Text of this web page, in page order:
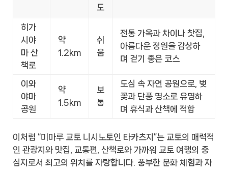
도
히가
시야
마 산
책로
약
1.2km
쉬
움
전통 가옥과 차이나 찻집,
아름다운 정원을 감상하
며 걷기 좋은 코스
이와
야마
공원
약
1.5km
보
통
도심 속 자연 공원으로, 벚
꽃과 단풍 명소로 유명하
며 휴식과 산책에 적합
이처럼 “미마루 교토 니시노토인 타카츠지”는 교토의 매력적
인 관광지와 맛집, 교통편, 산책로와 가까워 교토 여행의 중
심지로서 최고의 위치를 자랑합니다. 풍부한 문화 체험과 자